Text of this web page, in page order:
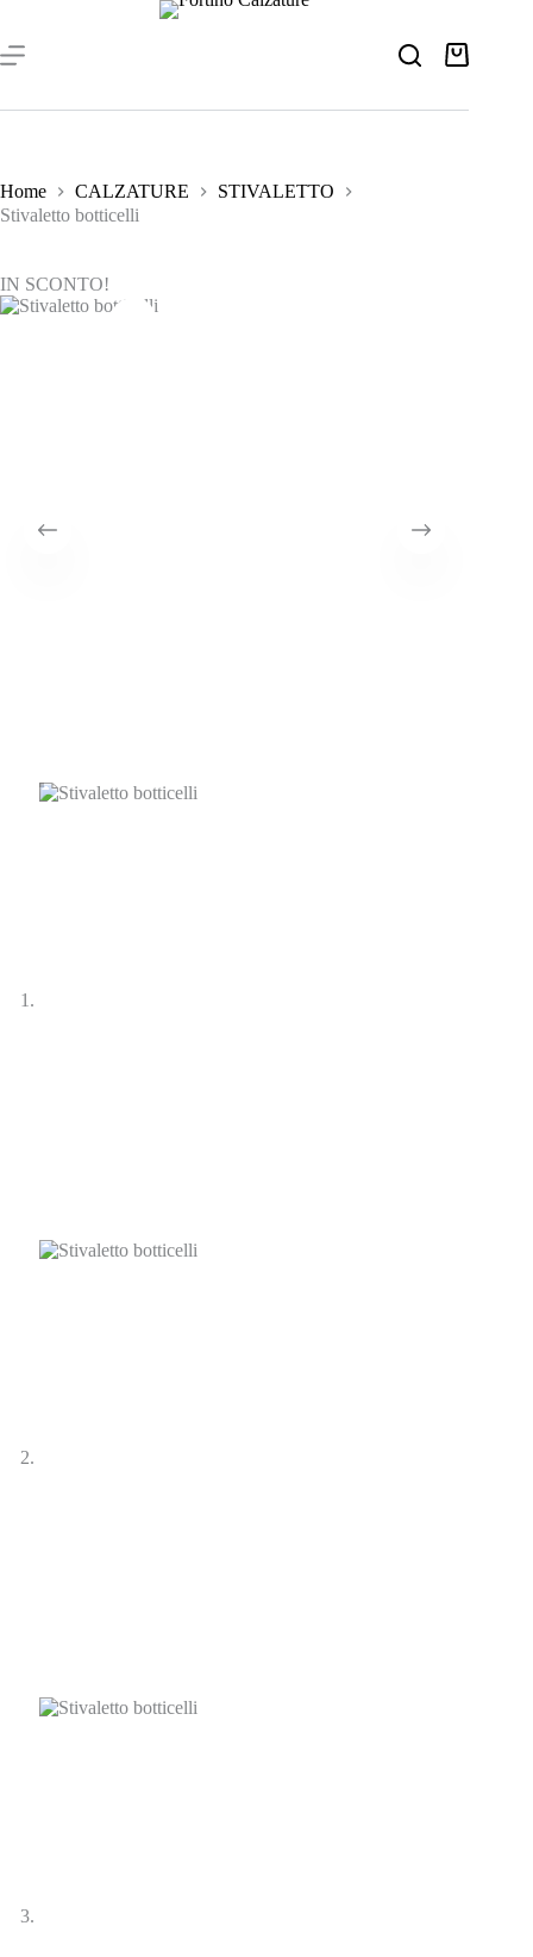
contenuto
Carrello
Home CALZATURE
STIVALETTO
Stivaletto botticelli
IN SCONTO!